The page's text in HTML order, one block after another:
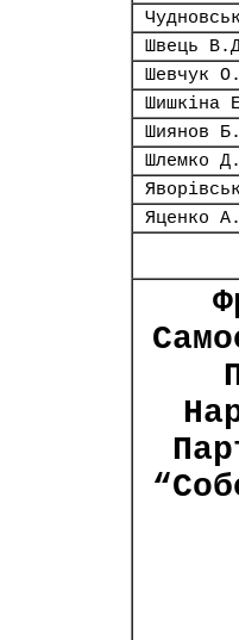
Швець
Шевчук
Шишкіна
Шиянов
Шлемко
Яценко